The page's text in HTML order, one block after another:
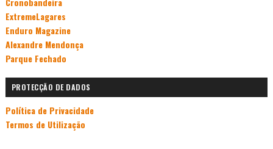
ExtremeLagares
Enduro Magazine
Alexandre Mendonça
Parque Fechado
PROTECÇÃO DE DADOS
Política de Privacidade
Termos de Utilização